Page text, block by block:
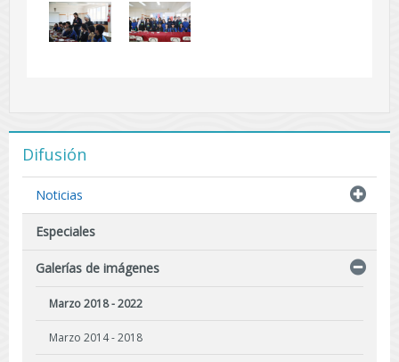
Difusión
Noticias
Especiales
Galerías de imágenes
Marzo 2018 - 2022
Marzo 2014 - 2018